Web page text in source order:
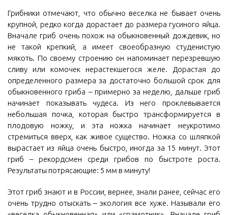
Грибники отмечают, что обычно веселка не бывает очень
крупной, редко когда дорастает до размера гусиного яйца.
Вначале гриб очень похож на обыкновенный дождевик, но
не такой крепкий, а имеет своеобразную студенистую
мякоть. По своему строению он напоминает перезревшую
сливу или комочек нерастекшегося желе. Дорастая до
определенного размера за достаточно большой срок для
обыкновенного гриба – примерно за неделю, дальше гриб
начинает показывать чудеса. Из него проклевывается
небольшая почка, которая быстро трансформируется в
плодовую ножку, и эта ножка начинает неукротимо
стремиться вверх, как живое существо. Ножка со шляпкой
вырастает из яйца очень быстро, иногда за 15 минут. Этот
гриб – рекордсмен среди грибов по быстроте роста.
Результаты потрясающие: 5 мм в минуту!
Этот гриб знают и в России, вернее, знали ранее, сейчас его
очень трудно отыскать – экология все хуже. Называли его